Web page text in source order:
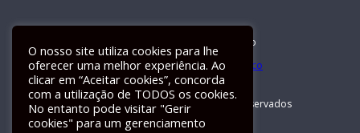
Livro de Reclamações Electrónico
GALILEU 2026 © Todos os direitos reservados
O nosso site utiliza cookies para lhe
oferecer uma melhor experiência. Ao
clicar em “Aceitar cookies”, concorda
com a utilização de TODOS os cookies.
No entanto pode visitar "Gerir
cookies" para um gerenciamento